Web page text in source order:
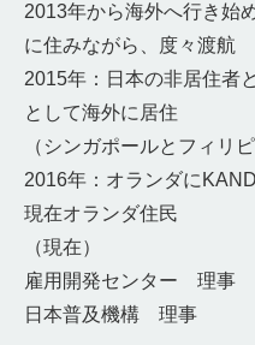
2013年から海外へ行き始
に住みながら、度々渡航
2015年：日本の非居住者
として海外に居住
（シンガポールとフィリ
2016年：オランダに
現在オランダ住民
（現在）
雇用開発センター 理事
日本普及機構 理事